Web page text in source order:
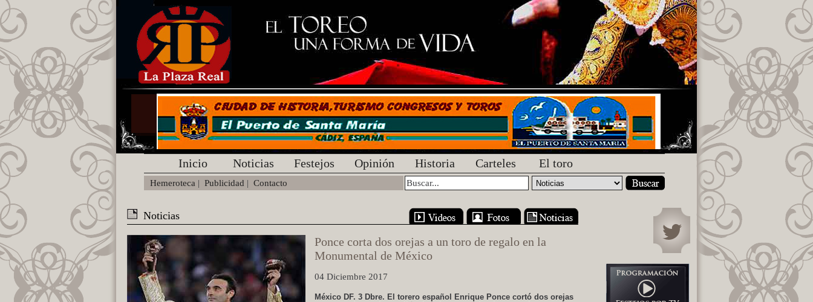
Inicio Noticias Festejos Opinión Historia Carteles El toro
Hemeroteca | Publicidad | Contacto
Noticias
Ponce corta dos orejas a un toro de regalo en la
Monumental de México
04 Diciembre 2017
México DF. 3 Dbre. El torero español Enrique Ponce cortó dos orejas